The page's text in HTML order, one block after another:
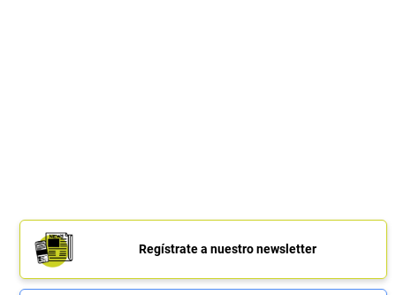
Regístrate a nuestro newsletter